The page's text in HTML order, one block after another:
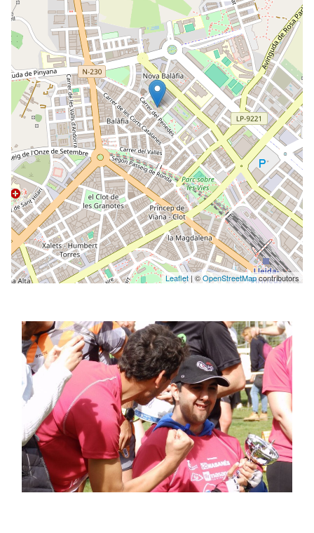
Leaflet | ©OpenStreetMapcontributors